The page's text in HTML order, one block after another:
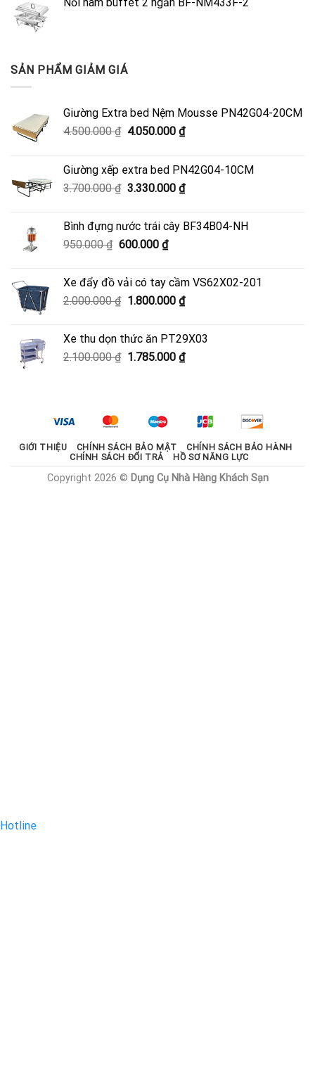
SẢN PHẨM GIẢM GIÁ
Giường Extra bed Nệm Mousse PN42G04-20CM
4.500.000₫ Giá
4.500.000 ₫.
4.050.000 ₫Giá
là:
4.050.000 ₫.
Giường xếp extra bed PN42G04-10CM
3.700.000₫ Giá
3.700.000 ₫.
3.330.000 ₫Giá
là:
Bình đựng nước trái cây BF34B04-NH
950.000₫ Giá
950.000 ₫.
600.000 ₫Giá
là:
600.000 ₫.
Xe đẩy đồ vải có tay cầm VS62X02-201
2.000.000₫ Giá
2.000.000 ₫.
1.800.000 ₫Giá
là:
1.800.000 ₫.
Xe thu dọn thức ăn PT29X03
2.100.000₫ Giá
1.785.000 ₫Giá
1.785.000 ₫.
GIỚI THIỆU CHÍNH SÁCH BẢO MẬT
CHÍNH SÁCH BẢO HÀNH
CHÍNH SÁCH ĐỔI TRẢ
HỒ SƠ NĂNG LỰC
Copyright 2026 © Dụng Cụ Nhà Hàng Khách Sạn
Hotline